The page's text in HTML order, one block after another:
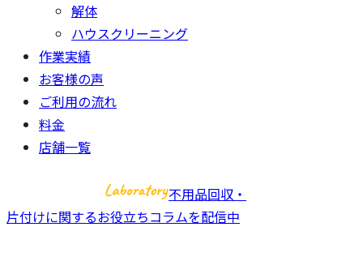
解体
ハウスクリーニング
作業実績
お客様の声
ご利用の流れ
料金
店舗一覧
不用品回収・
片付けに関するお役立ちコラムを配信中